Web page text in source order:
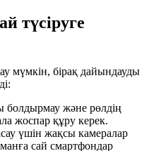
түсіруге
мүмкін, бірақ дайындауды
болдырмау және рөлдің
жоспар құру керек.
үшін жақсы камералар
сай смартфондар